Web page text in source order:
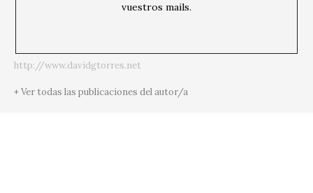
http://www.davidgtorres.net
+ Ver todas las publicaciones del autor/a
vuestros mails.